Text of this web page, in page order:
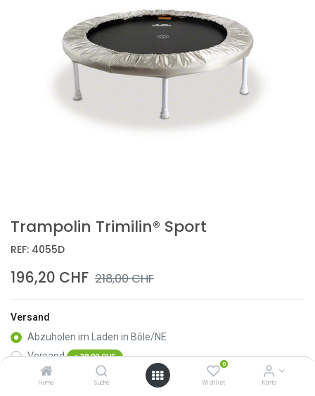
Home Suche
0
Wishlist Konto
Trampolin Trimilin® Sport
REF: 4055D
196,20 CHF 218,00CHF
Versand
Abzuholen im Laden in Bôle/NE
Versand
+38,00CHF